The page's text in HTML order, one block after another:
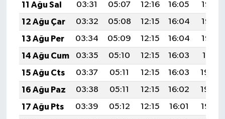
11 Ağu Sal
03:31 05:07 12:16 16:05
19:15
12 Ağu Çar
03:32 05:08 12:15 16:04
19:13
13 Ağu Per
03:34 05:09 12:15 16:04
19:12
14 Ağu Cum
03:35 05:10 12:15 16:03
19:11
15 Ağu Cts
03:37 05:11 12:15 16:03
19:09
16 Ağu Paz
03:38 05:11 12:15 16:02
19:08
17 Ağu Pts
03:39 05:12 12:15 16:01
19:07